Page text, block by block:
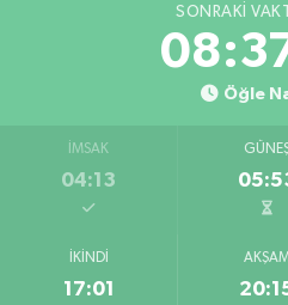
SONRAKI
Öğle
İMSAK
04:13
İKINDI
17:01